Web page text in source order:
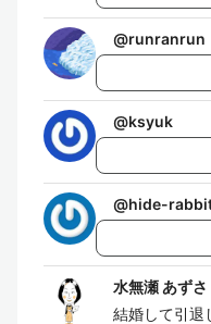
@runranrun
@ksyuk
@hide-
水無瀬 あずさ
結婚して引退